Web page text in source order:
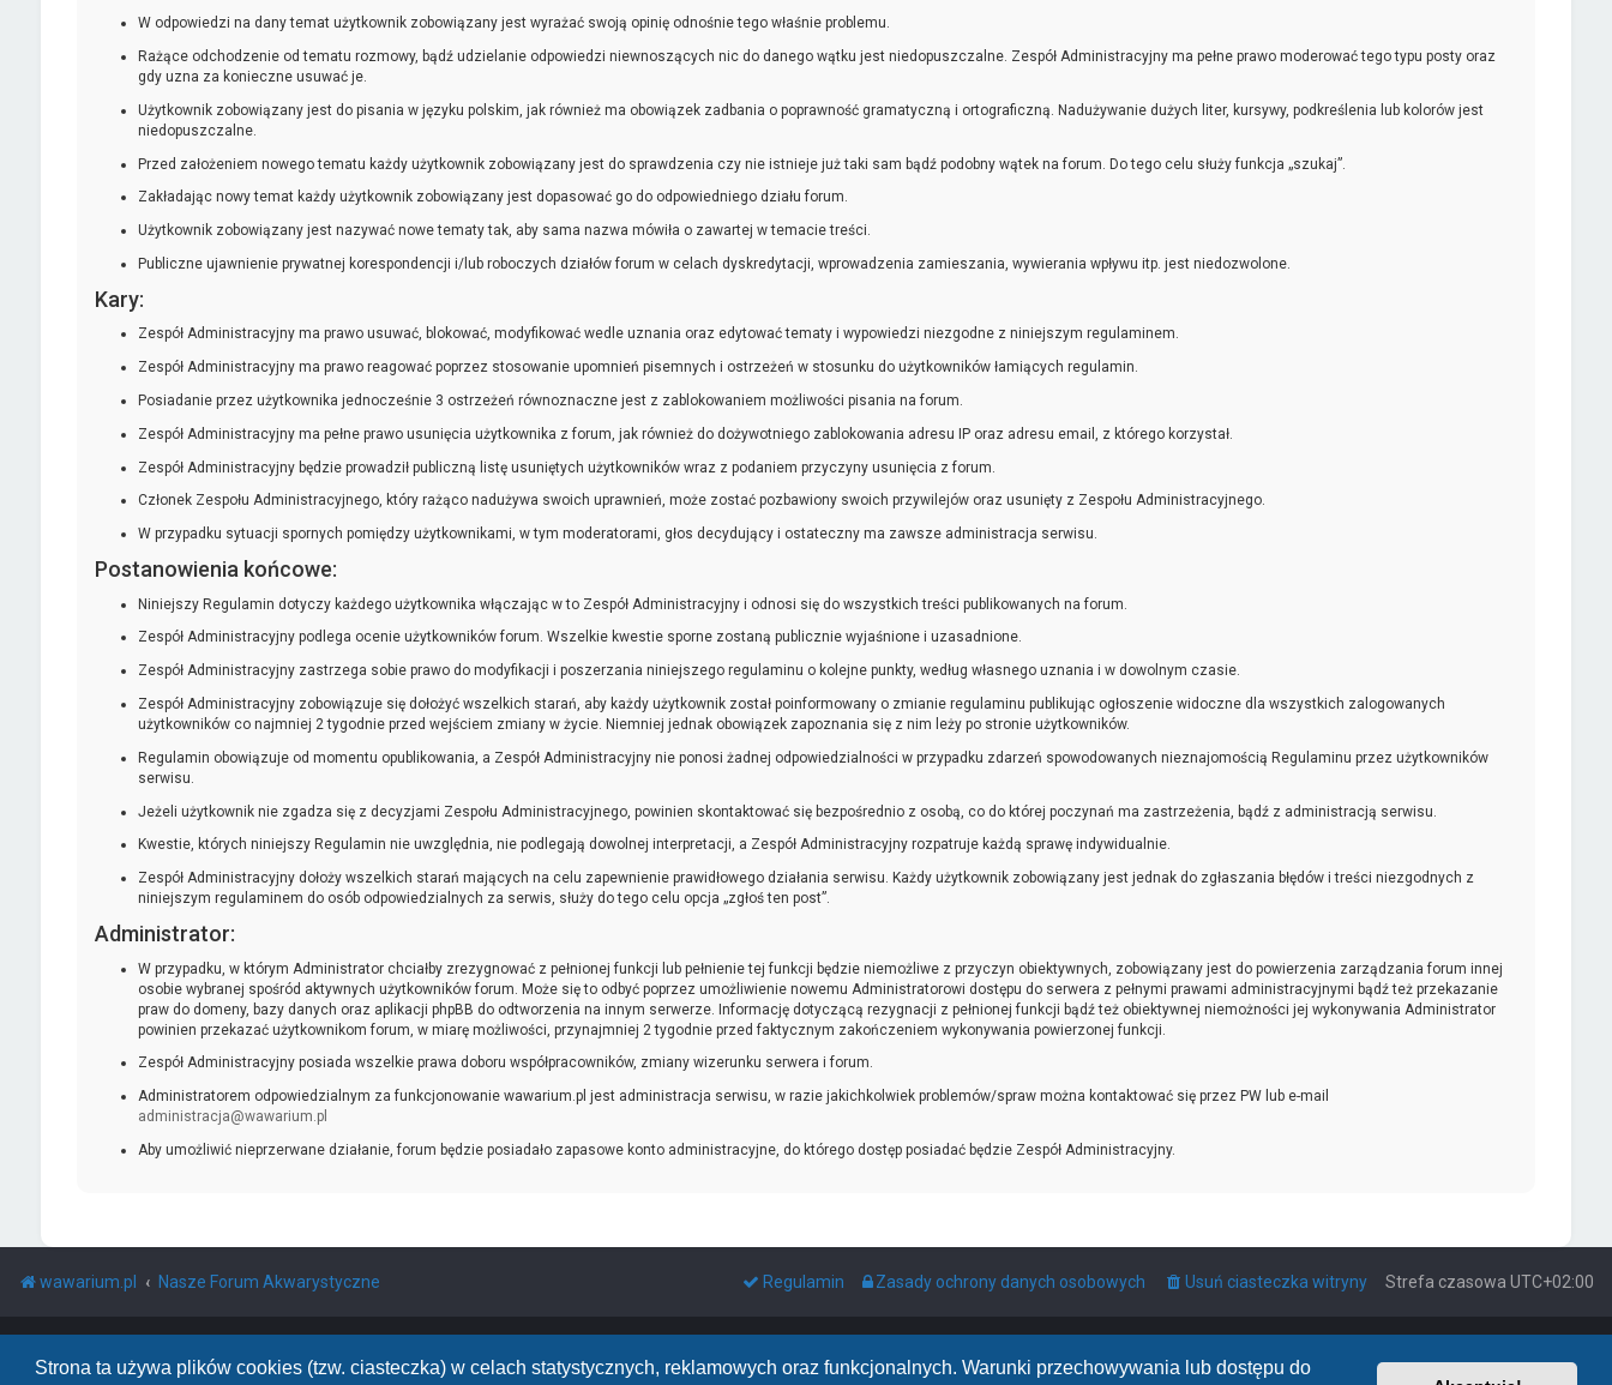
Strona ta używa plików cookies (tzw. ciasteczka) w celach statystycznych, reklamowych oraz funkcjonalnych. Warunki przechowywania lub dostępu do
W odpowiedzi na dany temat użytkownik zobowiązany jest wyrażać swoją opinię odnośnie tego właśnie problemu.
Rażące odchodzenie od tematu rozmowy, bądź udzielanie odpowiedzi niewnoszących nic do danego wątku jest niedopuszczalne. Zespół Administracyjny ma pełne prawo moderować tego typu posty oraz
gdy uzna za konieczne usuwać je.
Użytkownik zobowiązany jest do pisania w języku polskim, jak również ma obowiązek zadbania o poprawność gramatyczną i ortograficzną. Nadużywanie dużych liter, kursywy, podkreślenia lub kolorów jest
niedopuszczalne.
Przed założeniem nowego tematu każdy użytkownik zobowiązany jest do sprawdzenia czy nie istnieje już taki sam bądź podobny wątek na forum. Do tego celu służy funkcja „szukaj”.
Zakładając nowy temat każdy użytkownik zobowiązany jest dopasować go do odpowiedniego działu forum.
Użytkownik zobowiązany jest nazywać nowe tematy tak, aby sama nazwa mówiła o zawartej w temacie treści.
Publiczne ujawnienie prywatnej korespondencji i/lub roboczych działów forum w celach dyskredytacji, wprowadzenia zamieszania, wywierania wpływu itp. jest niedozwolone.
Kary:
Zespół Administracyjny ma prawo usuwać, blokować, modyfikować wedle uznania oraz edytować tematy i wypowiedzi niezgodne z niniejszym regulaminem.
Zespół Administracyjny ma prawo reagować poprzez stosowanie upomnień pisemnych i ostrzeżeń w stosunku do użytkowników łamiących regulamin.
Posiadanie przez użytkownika jednocześnie 3 ostrzeżeń równoznaczne jest z zablokowaniem możliwości pisania na forum.
Zespół Administracyjny ma pełne prawo usunięcia użytkownika z forum, jak również do dożywotniego zablokowania adresu IP oraz adresu email, z którego korzystał.
Zespół Administracyjny będzie prowadził publiczną listę usuniętych użytkowników wraz z podaniem przyczyny usunięcia z forum.
Członek Zespołu Administracyjnego, który rażąco nadużywa swoich uprawnień, może zostać pozbawiony swoich przywilejów oraz usunięty z Zespołu Administracyjnego.
W przypadku sytuacji spornych pomiędzy użytkownikami, w tym moderatorami, głos decydujący i ostateczny ma zawsze administracja serwisu.
Postanowienia końcowe:
Niniejszy Regulamin dotyczy każdego użytkownika włączając w to Zespół Administracyjny i odnosi się do wszystkich treści publikowanych na forum.
Zespół Administracyjny podlega ocenie użytkowników forum. Wszelkie kwestie sporne zostaną publicznie wyjaśnione i uzasadnione.
Zespół Administracyjny zastrzega sobie prawo do modyfikacji i poszerzania niniejszego regulaminu o kolejne punkty, według własnego uznania i w dowolnym czasie.
Zespół Administracyjny zobowiązuje się dołożyć wszelkich starań, aby każdy użytkownik został poinformowany o zmianie regulaminu publikując ogłoszenie widoczne dla wszystkich zalogowanych
użytkowników co najmniej 2 tygodnie przed wejściem zmiany w życie. Niemniej jednak obowiązek zapoznania się z nim leży po stronie użytkowników.
Regulamin obowiązuje od momentu opublikowania, a Zespół Administracyjny nie ponosi żadnej odpowiedzialności w przypadku zdarzeń spowodowanych nieznajomością Regulaminu przez użytkowników
serwisu.
Jeżeli użytkownik nie zgadza się z decyzjami Zespołu Administracyjnego, powinien skontaktować się bezpośrednio z osobą, co do której poczynań ma zastrzeżenia, bądź z administracją serwisu.
Kwestie, których niniejszy Regulamin nie uwzględnia, nie podlegają dowolnej interpretacji, a Zespół Administracyjny rozpatruje każdą sprawę indywidualnie.
Zespół Administracyjny dołoży wszelkich starań mających na celu zapewnienie prawidłowego działania serwisu. Każdy użytkownik zobowiązany jest jednak do zgłaszania błędów i treści niezgodnych z
niniejszym regulaminem do osób odpowiedzialnych za serwis, służy do tego celu opcja „zgłoś ten post”.
Administrator:
W przypadku, w którym Administrator chciałby zrezygnować z pełnionej funkcji lub pełnienie tej funkcji będzie niemożliwe z przyczyn obiektywnych, zobowiązany jest do powierzenia zarządzania forum innej
osobie wybranej spośród aktywnych użytkowników forum. Może się to odbyć poprzez umożliwienie nowemu Administratorowi dostępu do serwera z pełnymi prawami administracyjnymi bądź też przekazanie
praw do domeny, bazy danych oraz aplikacji phpBB do odtworzenia na innym serwerze. Informację dotyczącą rezygnacji z pełnionej funkcji bądź też obiektywnej niemożności jej wykonywania Administrator
powinien przekazać użytkownikom forum, w miarę możliwości, przynajmniej 2 tygodnie przed faktycznym zakończeniem wykonywania powierzonej funkcji.
Zespół Administracyjny posiada wszelkie prawa doboru współpracowników, zmiany wizerunku serwera i forum.
Administratorem odpowiedzialnym za funkcjonowanie wawarium.pl jest administracja serwisu, w razie jakichkolwiek problemów/spraw można kontaktować się przez PW lub e-mail
administracja@wawarium.pl
Aby umożliwić nieprzerwane działanie, forum będzie posiadało zapasowe konto administracyjne, do którego dostęp posiadać będzie Zespół Administracyjny.
wawarium.pl Nasze Forum Akwarystyczne Strefa czasowa UTC+02:00
Usuń ciasteczka witryny
Zasady ochrony danych osobowych
Regulamin
Polski pakiet językowy dostarczaphpBB.pl